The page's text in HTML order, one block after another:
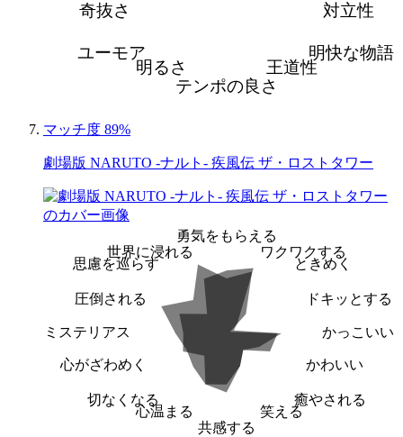
対立性
明快な物語
王道性
テンポの良さ
明るさ
ユーモア
奇抜さ
マッチ度 89%
劇場版 NARUTO -ナルト- 疾風伝 ザ・ロストタワー
勇気をもらえる
ワクワクする
ときめく
ドキッとする
かっこいい
かわいい
癒やされる
笑える
共感する
心温まる
切なくなる
心がざわめく
ミステリアス
圧倒される
思慮を巡らす
世界に浸れる